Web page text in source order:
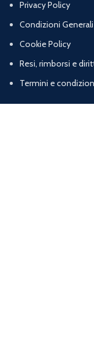
Privacy Policy
Condizioni Generali
Cookie Policy
Resi, rimborsi e
Termini e